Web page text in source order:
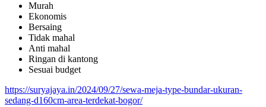
Murah
Ekonomis
Bersaing
Tidak mahal
Anti mahal
Ringan di kantong
Sesuai budget
https://suryajaya.in/2024/09/27/sewa-meja-type-bundar-ukuran-
sedang-d160cm-area-terdekat-bogor/